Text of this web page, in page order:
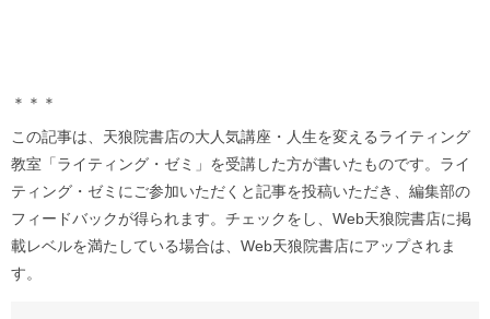
＊＊＊
この記事は、天狼院書店の大人気講座・人生を変えるライティング
教室「ライティング・ゼミ」を受講した方が書いたものです。ライ
ティング・ゼミにご参加いただくと記事を投稿いただき、編集部の
フィードバックが得られます。チェックをし、Web天狼院書店に掲
載レベルを満たしている場合は、Web天狼院書店にアップされま
す。